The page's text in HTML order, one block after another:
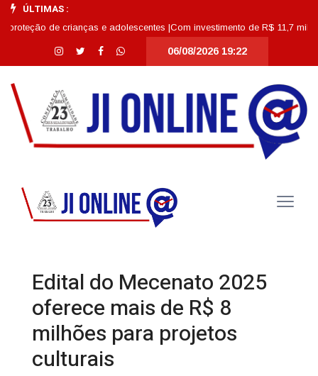
ÚLTIMAS :
de crianças e adolescentes |Com investimento de R$ 11,7 milhões,
06/08/2026 19:22
Edital do Mecenato 2025
oferece mais de R$ 8
milhões para projetos
culturais